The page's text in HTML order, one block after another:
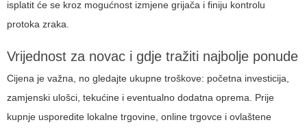
isplatit će se kroz mogućnost izmjene grijača i finiju kontrolu
protoka zraka.
Vrijednost za novac i gdje tražiti najbolje ponude
Cijena je važna, no gledajte ukupne troškove: početna investicija,
zamjenski ulošci, tekućine i eventualno dodatna oprema. Prije
kupnje usporedite lokalne trgovine, online trgovce i ovlaštene